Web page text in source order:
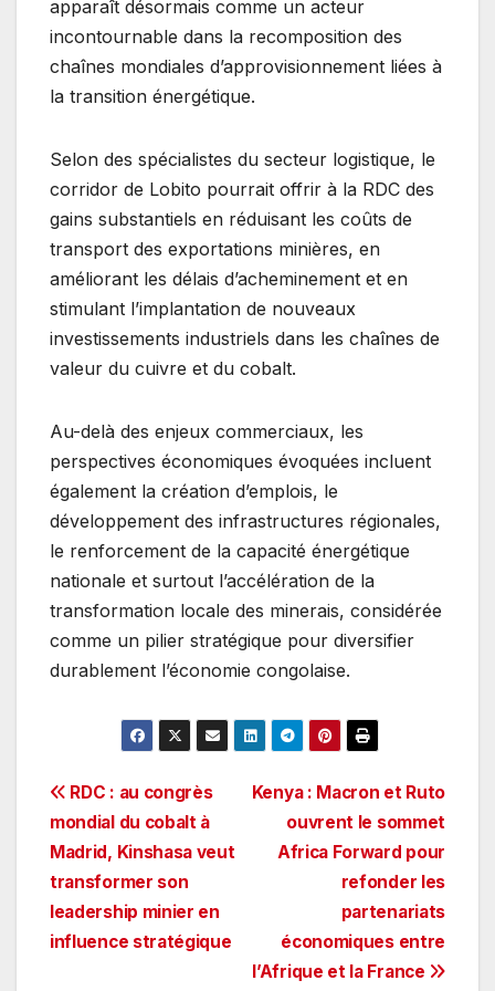
apparaît désormais comme un acteur
incontournable dans la recomposition des
chaînes mondiales d’approvisionnement liées à
la transition énergétique.
Selon des spécialistes du secteur logistique, le
corridor de Lobito pourrait offrir à la RDC des
gains substantiels en réduisant les coûts de
transport des exportations minières, en
améliorant les délais d’acheminement et en
stimulant l’implantation de nouveaux
investissements industriels dans les chaînes de
valeur du cuivre et du cobalt.
Au-delà des enjeux commerciaux, les
perspectives économiques évoquées incluent
également la création d’emplois, le
développement des infrastructures régionales,
le renforcement de la capacité énergétique
nationale et surtout l’accélération de la
transformation locale des minerais, considérée
comme un pilier stratégique pour diversifier
durablement l’économie congolaise.
Navigation
de
l’article
Kenya : Macron et Ruto
ouvrent le sommet
Africa Forward pour
refonder les
partenariats
économiques entre
l’Afrique et la France
RDC : au congrès
mondial du cobalt à
Madrid, Kinshasa veut
transformer son
leadership minier en
influence stratégique